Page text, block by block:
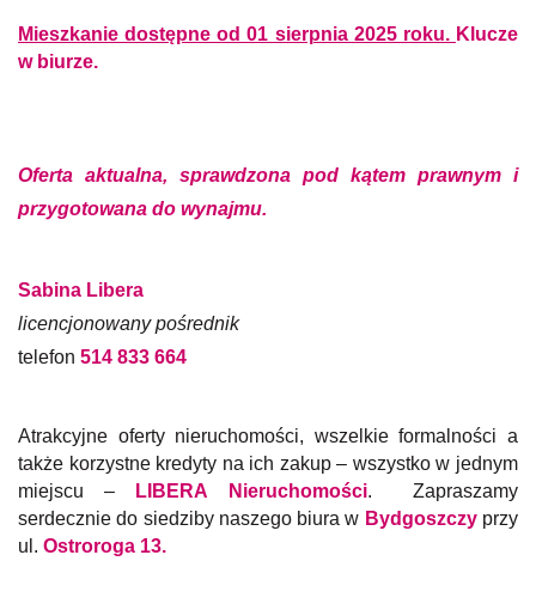
Mieszkanie dostępne od 01 sierpnia 2025 roku. Klucze
w biurze.
Oferta aktualna, sprawdzona pod kątem prawnym i
przygotowana do wynajmu.
Sabina Libera
licencjonowany pośrednik
telefon 514 833 664
Atrakcyjne oferty nieruchomości, wszelkie formalności a
także korzystne kredyty na ich zakup – wszystko w jednym
miejscu –
LIBERA Nieruchomości. Zapraszamy
serdecznie do siedziby naszego biura w Bydgoszczyprzy
ul. Ostroroga 13.